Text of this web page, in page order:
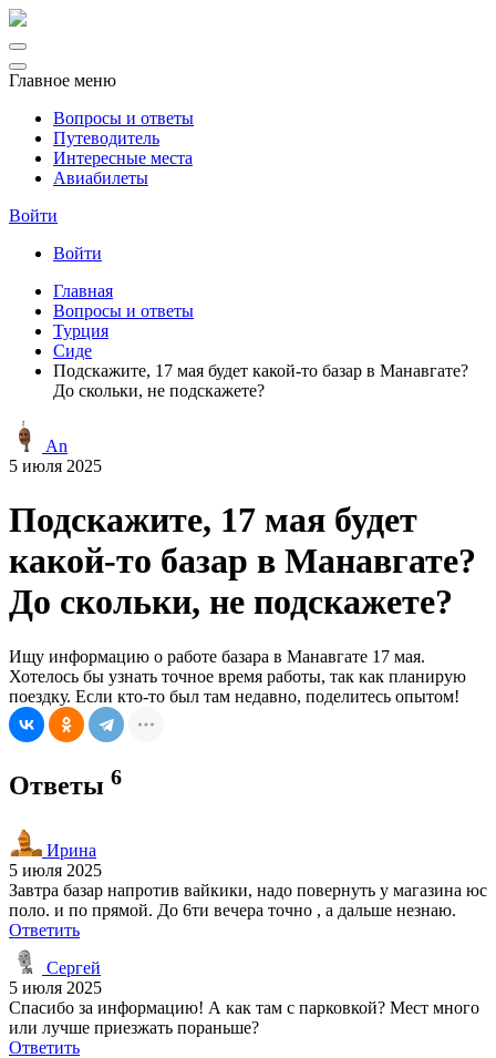
Главное меню
Вопросы и ответы
Путеводитель
Интересные места
Авиабилеты
Войти
Войти
Главная
Вопросы и ответы
Турция
Сиде
Подскажите, 17 мая будет какой-то базар в Манавгате?
До скольки, не подскажете?
An
5 июля 2025
Подскажите, 17 мая будет
какой-то базар в Манавгате?
До скольки, не подскажете?
Ищу информацию о работе базара в Манавгате 17 мая.
Хотелось бы узнать точное время работы, так как планирую
поездку. Если кто-то был там недавно, поделитесь опытом!
Ответы 6
Ирина
5 июля 2025
Завтра базар напротив вайкики, надо повернуть у магазина юс
поло. и по прямой. До 6ти вечера точно , а дальше незнаю.
Ответить
Сергей
5 июля 2025
Спасибо за информацию! А как там с парковкой? Мест много
или лучше приезжать пораньше?
Ответить